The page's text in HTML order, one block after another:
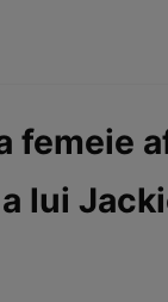
femeie
lui